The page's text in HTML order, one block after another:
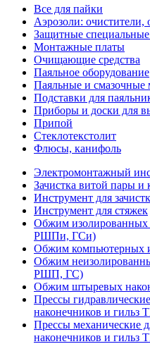
Все для пайки
Аэрозоли: очистители,
Защитные
Монтажные платы
Очищающие средства
Паяльное оборудование
Паяльные и смазочные
Подставки для
Приборы и доски для
Припой
Стеклотекстолит
Флюсы, канифоль
Электромонтажный
Зачистка витой пары и
Инструмент для
Инструмент для стяжек
Обжим
РШПи, ГСи)
Обжим компьютерных
Обжим
РШП, ГС)
Обжим штыревых
Прессы
наконечников и
Прессы механические
наконечников и